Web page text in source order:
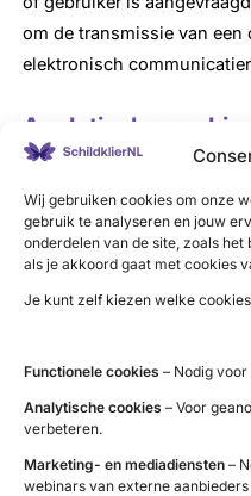
Wij gebruiken cookies om onze
gebruik te analyseren en jouw
onderdelen van de site, zoals
als je akkoord gaat met cookies
Je kunt zelf kiezen welke
Functionele cookies – Nodig
Analytische cookies – Voor
verbeteren.
Marketing- en mediadiensten –
webinars van externe
om de transmissie van een
elektronisch
Analytische cookies
De technische opslag of
statistische doeleinden
Embedded content
Inhoud die op andere sites
Vimeo. Deze partijen
cookies.